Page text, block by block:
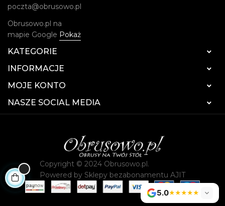
poczta@obrusowo.pl
Obrusowo.pl na
mapie Google Pokaż
KATEGORIE 
INFORMACJE 
MOJE KONTO 
NASZE SOCIAL MEDIA 
5.0★★★★★
Copyright © 2024 Obrusowo.pl.
Powered by Sklepy bezabonamentu AJIT